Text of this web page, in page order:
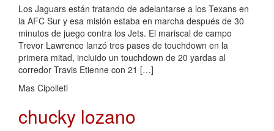
Los Jaguars están tratando de adelantarse a los Texans en
la AFC Sur y esa misión estaba en marcha después de 30
minutos de juego contra los Jets. El mariscal de campo
Trevor Lawrence lanzó tres pases de touchdown en la
primera mitad, incluido un touchdown de 20 yardas al
corredor Travis Etienne con 21 […]
Mas Cipolleti
chucky lozano